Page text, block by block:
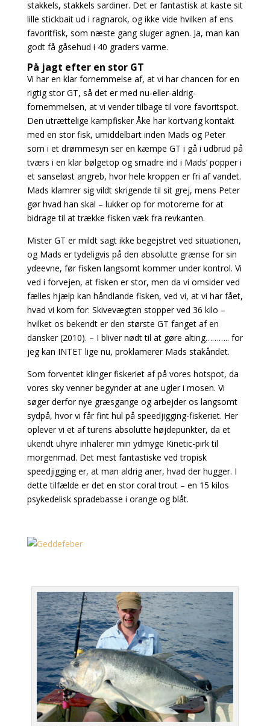
stakkels, stakkels sardiner. Det er fantastisk at kaste sit
lille stickbait ud i ragnarok, og ikke vide hvilken afens
favoritfisk, som næste gang sluger agnen. Ja, man kan
godt få gåsehud i 40 graders varme.
På jagt efter en stor GT
Vi har en klar fornemmelse af, at vi har chancen for en
rigtig stor GT, så det er med nu-eller-aldrig-
fornemmelsen, at vi vender tilbage til vore favoritspot.
Den utrættelige kampfisker Åke har kortvarig kontakt
med en stor fisk, umiddelbart inden Mads og Peter
som i et drømmesyn ser en kæmpe GT i gå i udbrud på
tværs i en klar bølgetop og smadre ind i Mads’ popper i
et sanseløst angreb, hvor hele kroppen er fri af vandet.
Mads klamrer sig vildt skrigende til sit grej, mens Peter
gør hvad han skal – lukker op for motorerne for at
bidrage til at trække fisken væk fra revkanten.
Mister GT er mildt sagt ikke begejstret ved situationen,
og Mads er tydeligvis på den absolutte grænse for sin
ydeevne, før fisken langsomt kommer under kontrol. Vi
ved i forvejen, at fisken er stor, men da vi omsider ved
fælles hjælp kan håndlande fisken, ved vi, at vi har fået,
hvad vi kom for: Skivevægten stopper ved 36 kilo –
hvilket os bekendt er den største GT fanget af en
dansker (2010). – I bliver nødt til at gøre alting……….. for
jeg kan INTET lige nu, proklamerer Mads stakåndet.
Som forventet klinger fiskeriet af på vores hotspot, da
vores sky venner begynder at ane ugler i mosen. Vi
søger derfor nye græsgange og arbejder os langsomt
sydpå, hvor vi får fint hul på speedjigging-fiskeriet. Her
oplever vi et af turens absolutte højdepunkter, da et
ukendt uhyre inhalerer min ydmyge Kinetic-pirk til
morgenmad. Det mest fantastiske ved tropisk
speedjigging er, at man aldrig aner, hvad der hugger. I
dette tilfælde er det en stor coral trout – en 15 kilos
psykedelisk spradebasse i orange og blåt.